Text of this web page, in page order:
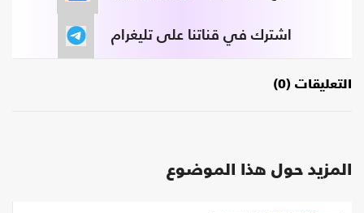
اشترك في قناتنا على تليغرام
التعليقات (0)
المزيد حول هذا الموضوع